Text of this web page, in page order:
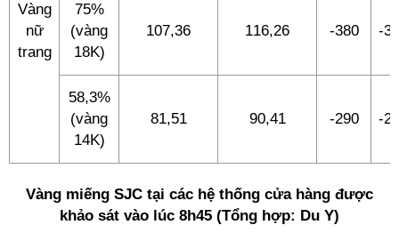
Vàng
nữ
trang
75%
(vàng
18K)
107,36 116,26 -380 -
58,3%
(vàng
14K)
81,51 90,41 -290 -
Vàng miếng SJC tại các hệ thống cửa hàng được
khảo sát vào lúc 8h45 (Tổng hợp: Du Y)